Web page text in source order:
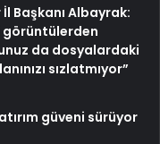
Başkanı Albayrak:
görüntülerden
da dosyalardaki
sızlatmıyor”
güveni sürüyor